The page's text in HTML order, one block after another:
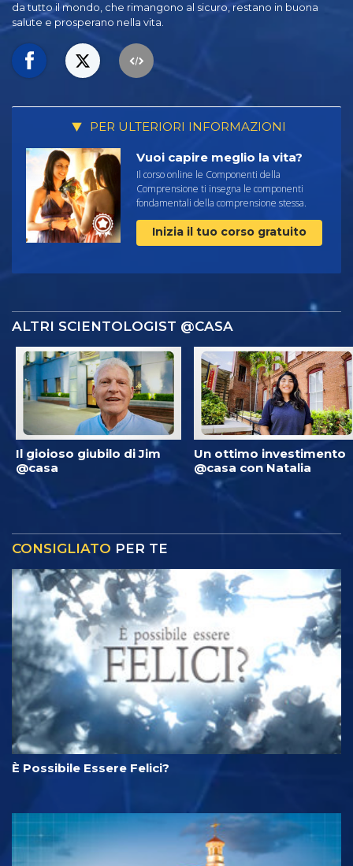
da tutto il mondo, che rimangono al sicuro, restano in buona
salute e prosperano nella vita.
PER ULTERIORI INFORMAZIONI
Vuoi capire meglio la vita?
Il corso online le Componenti della
Comprensione ti insegna le componenti
fondamentali della comprensione stessa.
Inizia il tuo corso gratuito
ALTRI SCIENTOLOGIST @CASA
Il gioioso giubilo di Jim
@casa
Un ottimo investimento
@casa con Natalia
CONSIGLIATO PER TE
È Possibile Essere Felici?